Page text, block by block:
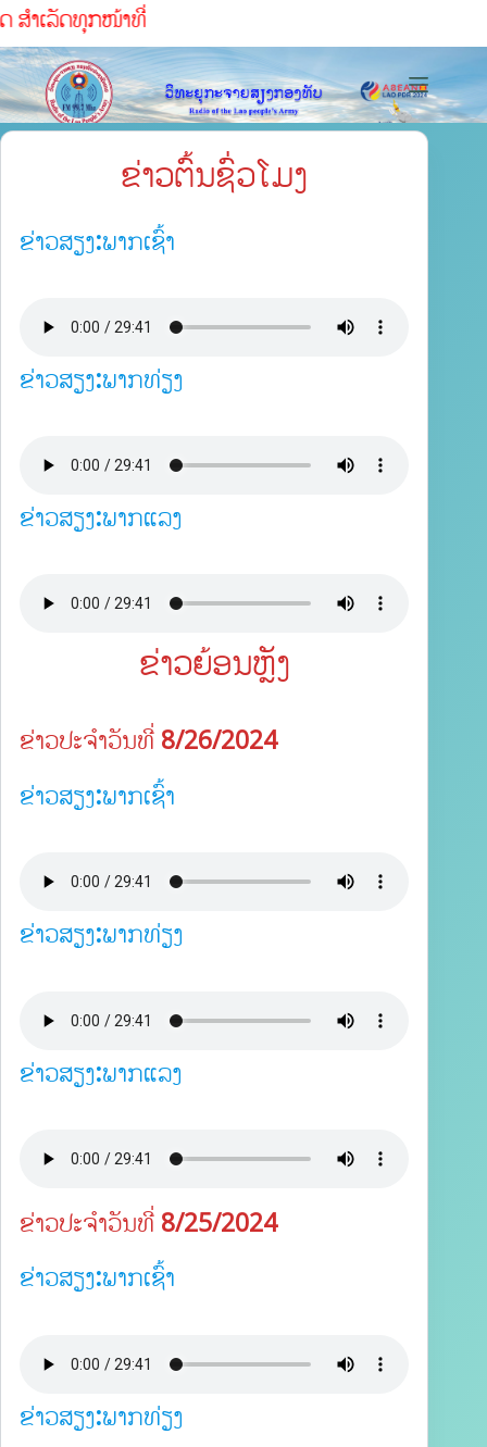
ເລັດທຸກໜ້າທ່ີ
ຂ່າວຕົ້ນຊົ່ວໂມງ
ຂ່າວສຽງ:ພາກເຊົ້າ
ຂ່າວສຽງ:ພາກທ່ຽງ
ຂ່າວສຽງ:ພາກແລງ
ຂ່າວຍ້ອນຫຼັງ
ຂ່າວປະຈຳວັນທີ່ 8/26/2024
ຂ່າວສຽງ:ພາກເຊົ້າ
ຂ່າວສຽງ:ພາກທ່ຽງ
ຂ່າວສຽງ:ພາກແລງ
ຂ່າວປະຈຳວັນທີ່ 8/25/2024
ຂ່າວສຽງ:ພາກເຊົ້າ
ຂ່າວສຽງ:ພາກທ່ຽງ